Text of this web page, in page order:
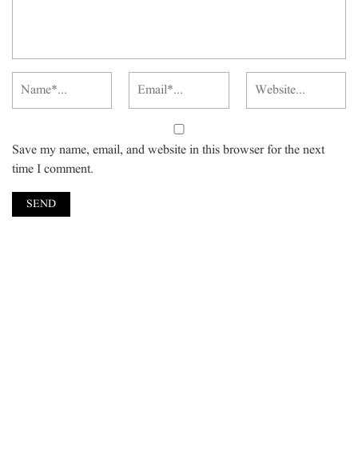
Save my name, email, and website in this browser for the next
time I comment.